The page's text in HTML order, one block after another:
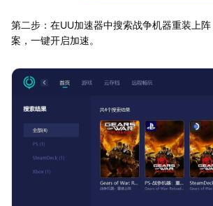
第二步：在UU加速器中搜索战争机器重装上
案，一键开启加速。